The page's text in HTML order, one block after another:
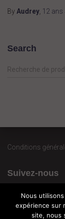
By Audrey 12 ans
Search
R
e
o
u
Recherche de
Conditions
Suivez-nous
Nous
expérience sur
site, nous